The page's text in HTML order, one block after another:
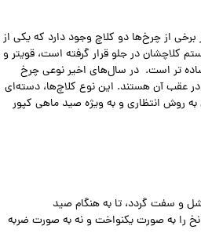
از چرخ‌ها دو کلاچ وجود دارد که یکی از
کلاچشان در جلو قرار گرفته است، قویتر و
ساده تر است. در سال‌های اخیر نوعی چرخ
عقب آن هستند. این نوع کلاچ‌ها، دسته‌ای
روش انتظاری و به ویژه صید ماهی کپور
و سفت گردد، تا به هنگام صید
را به صورت یکنواخت و نه به صورت ضربه